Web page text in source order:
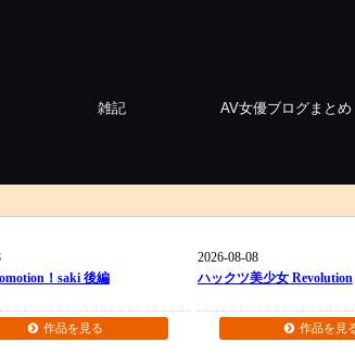
雑記 AV女優ブログまとめ